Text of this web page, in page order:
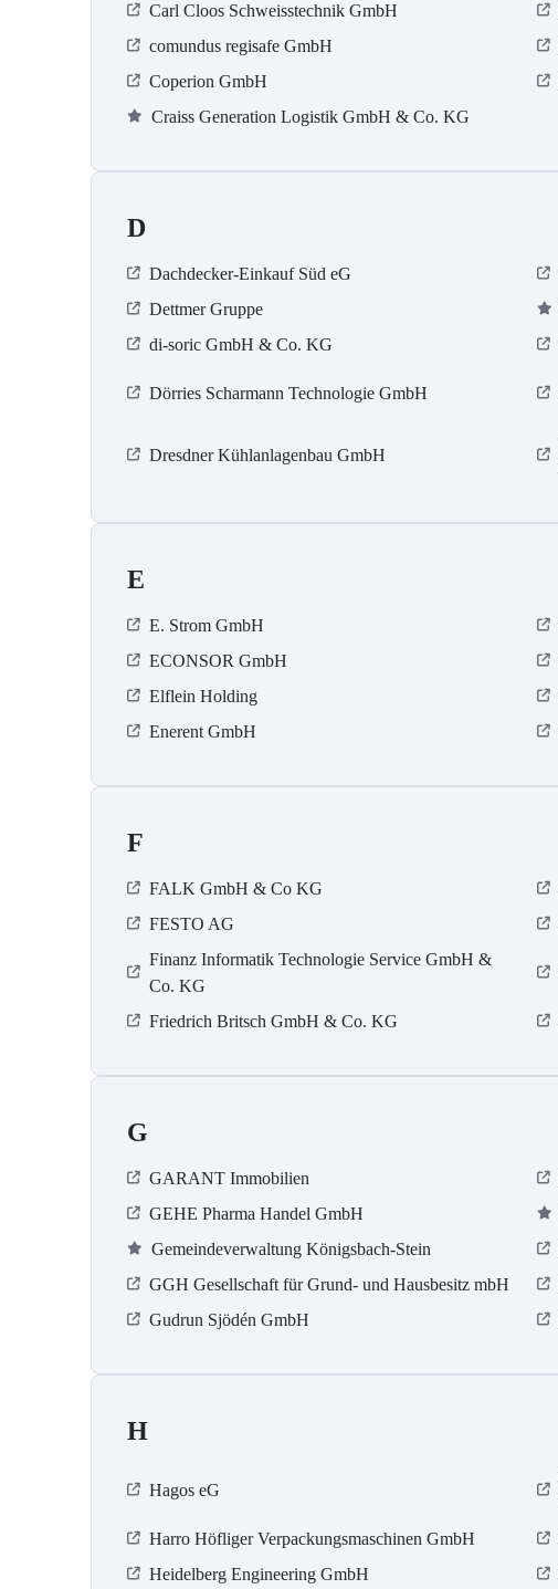
Carl Cloos Schweisstechnik GmbH
comundus regisafe GmbH
Coperion GmbH
Craiss Generation Logistik GmbH & Co. KG
D
Dachdecker-Einkauf Süd eG
Dettmer Gruppe
di-soric GmbH & Co. KG
Dörries Scharmann Technologie GmbH
Dresdner Kühlanlagenbau GmbH
E
E. Strom GmbH
ECONSOR GmbH
Elflein Holding
Enerent GmbH
F
FALK GmbH & Co KG
FESTO AG
Finanz Informatik Technologie Service GmbH &
Co. KG
Friedrich Britsch GmbH & Co. KG
G
GARANT Immobilien
GEHE Pharma Handel GmbH
Gemeindeverwaltung Königsbach-Stein
GGH Gesellschaft für Grund- und Hausbesitz mbH
Gudrun Sjödén GmbH
H
Hagos eG
Harro Höfliger Verpackungsmaschinen GmbH
Heidelberg Engineering GmbH